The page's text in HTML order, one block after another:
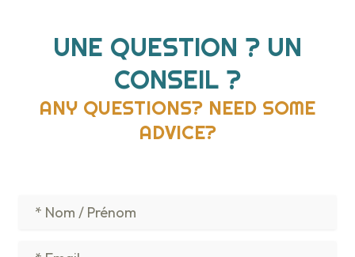
UNE QUESTION ? UN
CONSEIL ?
ANY QUESTIONS? NEED SOME
ADVICE?